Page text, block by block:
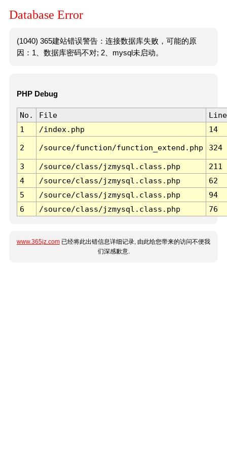
Database Error
(1040) 365建站错误警告：连接数据库失败，可能的原
因：1、数据库密码不对; 2、mysql未启动。
PHP Debug
No. File
Line
1
/index.php 14
2 /source/function/function_extend.php 324
3 /source/class/jzmysql.class.php
211
4
/source/class/jzmysql.class.php
62
5
/source/class/jzmysql.class.php
94
6
/source/class/jzmysql.class.php 76
www.365jz.com 已经将此出错信息详细记录, 由此给您带来的访问不便我
们深感歉意.